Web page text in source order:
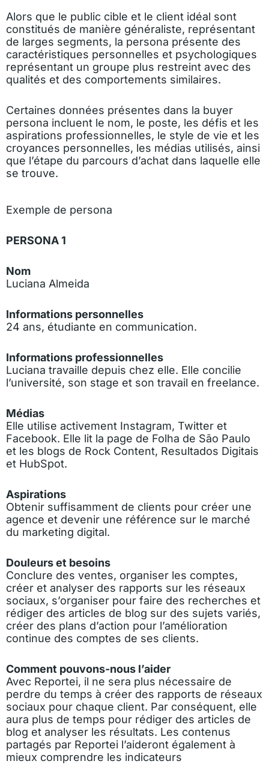
Alors que le public cible et le client idéal sont
constitués de manière généraliste, représentant
de larges segments, la persona présente des
caractéristiques personnelles et psychologiques
représentant un groupe plus restreint avec des
qualités et des comportements similaires.
Certaines données présentes dans la buyer
persona incluent le nom, le poste, les défis et les
aspirations professionnelles, le style de vie et les
croyances personnelles, les médias utilisés, ainsi
que l’étape du parcours d’achat dans laquelle elle
se trouve.
Exemple de persona
PERSONA 1
Nom
Luciana Almeida
Informations personnelles
24 ans, étudiante en communication.
Informations professionnelles
Luciana travaille depuis chez elle. Elle concilie
l’université, son stage et son travail en freelance.
Médias
Elle utilise activement Instagram, Twitter et
Facebook. Elle lit la page de Folha de São Paulo
et les blogs de Rock Content, Resultados Digitais
et HubSpot.
Aspirations
Obtenir suffisamment de clients pour créer une
agence et devenir une référence sur le marché
du marketing digital.
Douleurs et besoins
Conclure des ventes, organiser les comptes,
créer et analyser des rapports sur les réseaux
sociaux, s’organiser pour faire des recherches et
rédiger des articles de blog sur des sujets variés,
créer des plans d’action pour l’amélioration
continue des comptes de ses clients.
Comment pouvons-nous l’aider
Avec Reportei, il ne sera plus nécessaire de
perdre du temps à créer des rapports de réseaux
sociaux pour chaque client. Par conséquent, elle
aura plus de temps pour rédiger des articles de
blog et analyser les résultats. Les contenus
partagés par Reportei l’aideront également à
mieux comprendre les indicateurs